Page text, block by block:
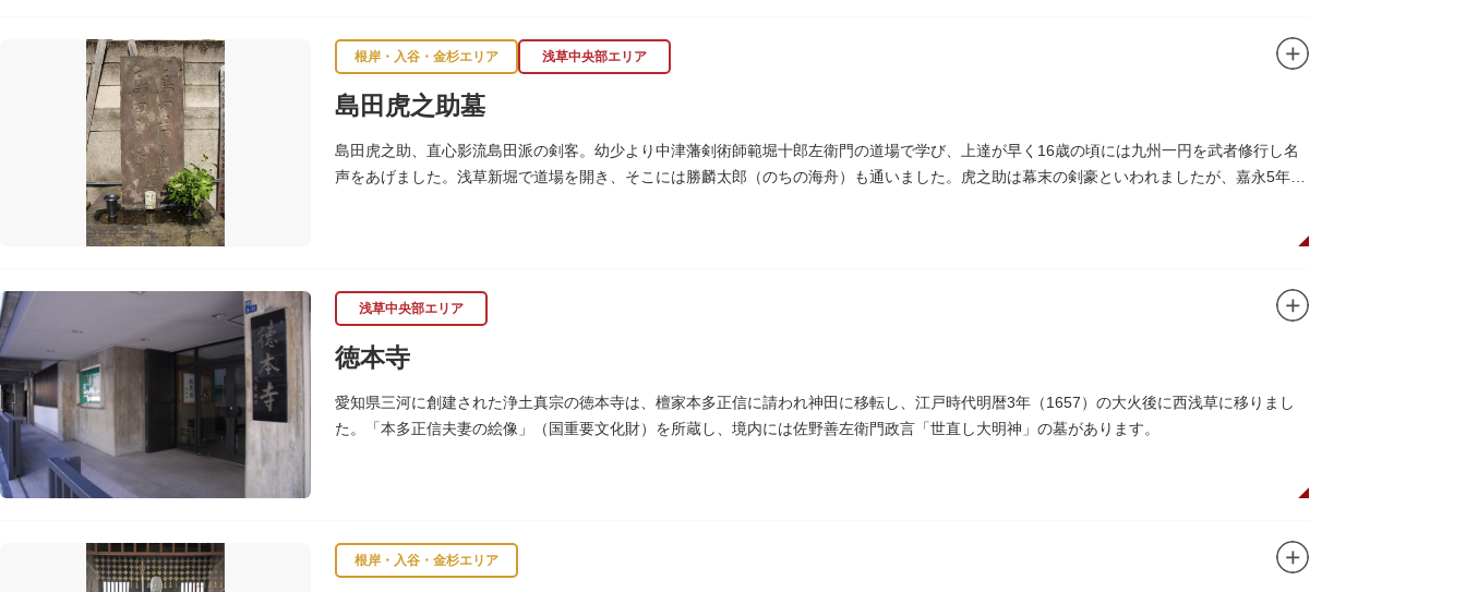
根岸・入谷・金杉エリア 浅草中央部エリア
島田虎之助墓
島田虎之助、直心影流島田派の剣客。幼少より中津藩剣術師範堀十郎左衛門の道場で学び、上達が早く16歳の頃には九州一円を武者修行し名
声をあげました。浅草新堀で道場を開き、そこには勝麟太郎（のちの海舟）も通いました。虎之助は幕末の剣豪といわれましたが、嘉永5年
浅草中央部エリア
徳本寺
愛知県三河に創建された浄土真宗の徳本寺は、檀家本多正信に請われ神田に移転し、江戸時代明暦3年（1657）の大火後に西浅草に移りまし
た。「本多正信夫妻の絵像」（国重要文化財）を所蔵し、境内には佐野善左衛門政言「世直し大明神」の墓があります。
根岸・入谷・金杉エリア